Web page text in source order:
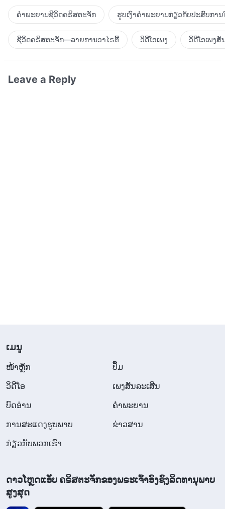
ຄຳພະຍານຊີວິດຄຣິສຕະຈັກ ຮູບເງົາຄຳພະຍານກ່ຽວກັບປະສົບກາ
ຊີວິດຄຣິສຕະຈັກ—ລາຍການວາໄຣຕີ້ ວິດີໂອເພງ ວິດີໂອເພງສັ
Leave a Reply
​ເມ​ນູ
​ໜ້າຫຼັກ
ປຶ້ມ
ວິ​ດີ​ໂອ
ເພງສັນລະເສີນ
ບົດອ່ານ
ຄຳພະຍານ
ການສະແດງຮູບພາບ
ຂ່າວສານ
ກ່ຽວກັບພວກເຮົາ
ດາວໂຫຼດແອັບ ຄຣິສຕະຈັກຂອງພຣະເຈົ້າອົງຊົງລິດທານຸພາບ
ສູງສຸດ